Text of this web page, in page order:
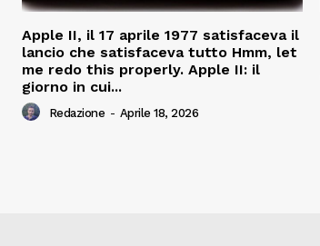
Apple II, il 17 aprile 1977 satisfaceva il
lancio che satisfaceva tutto Hmm, let
me redo this properly. Apple II: il
giorno in cui...
Redazione - Aprile 18, 2026